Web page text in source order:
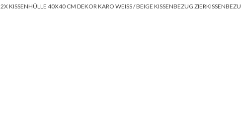
2X KISSENHÜLLE 40X40 CM DEKOR KARO WEISS / BEIGE KISSENBEZUG ZIERKISSENBEZUG